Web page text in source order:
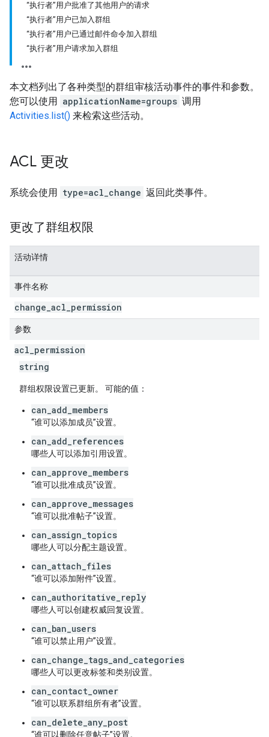
“执行者”用户批准了其他用户的请求
“执行者”用户已加入群组
“执行者”用户已通过邮件命令加入群组
“执行者”用户请求加入群组
本文档列出了各种类型的群组审核活动事件的事件和参数。
您可以使用 applicationName=groups 调用
Activities.list() 来检索这些活动。
ACL 更改
系统会使用 type=acl_change 返回此类事件。
更改了群组权限
活动详情
事件名称
change acl permission
参数
acl permission
string
群组权限设置已更新。 可能的值：
can_add_members
“谁可以添加成员”设置。
can_add_references
哪些人可以添加引用设置。
can_approve_members
“谁可以批准成员”设置。
can_approve_messages
“谁可以批准帖子”设置。
can_assign_topics
哪些人可以分配主题设置。
can_attach_files
“谁可以添加附件”设置。
can_authoritative_reply
哪些人可以创建权威回复设置。
can_ban_users
“谁可以禁止用户”设置。
can_change_tags_and_categories
哪些人可以更改标签和类别设置。
can_contact_owner
“谁可以联系群组所有者”设置。
can_delete_any_post
“谁可以删除任意帖子”设置。